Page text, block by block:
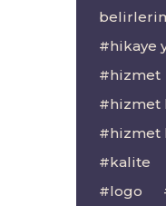
hikaye
hizmet
hizmet
hizmet
kalite
logo